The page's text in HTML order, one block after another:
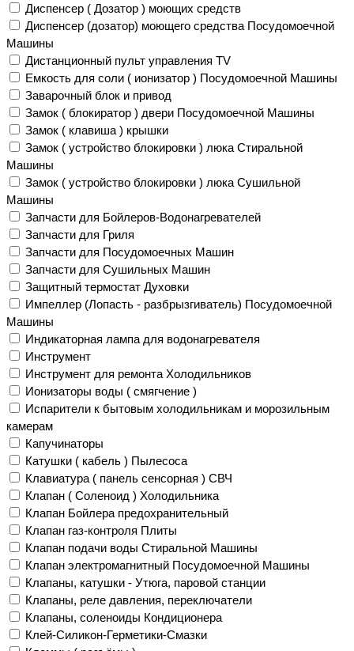
Диспенсер ( Дозатор ) моющих средств
Диспенсер (дозатор) моющего средства Посудомоечной
Машины
Дистанционный пульт управления TV
Емкость для соли ( ионизатор ) Посудомоечной Машины
Заварочный блок и привод
Замок ( блокиратор ) двери Посудомоечной Машины
Замок ( клавиша ) крышки
Замок ( устройство блокировки ) люка Стиральной
Машины
Замок ( устройство блокировки ) люка Сушильной
Машины
Запчасти для Бойлеров-Водонагревателей
Запчасти для Гриля
Запчасти для Посудомоечных Машин
Запчасти для Сушильных Машин
Защитный термостат Духовки
Импеллер (Лопасть - разбрызгиватель) Посудомоечной
Машины
Индикаторная лампа для водонагревателя
Инструмент
Инструмент для ремонта Холодильников
Ионизаторы воды ( смягчение )
Испарители к бытовым холодильникам и морозильным
камерам
Капучинаторы
Катушки ( кабель ) Пылесоса
Клавиатура ( панель сенсорная ) СВЧ
Клапан ( Соленоид ) Холодильника
Клапан Бойлера предохранительный
Клапан газ-контроля Плиты
Клапан подачи воды Стиральной Машины
Клапан электромагнитный Посудомоечной Машины
Клапаны, катушки - Утюга, паровой станции
Клапаны, реле давления, переключатели
Клапаны, соленоиды Кондиционера
Клей-Силикон-Герметики-Смазки